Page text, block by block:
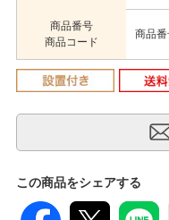
商品番号
商品コード
商品
この商品をシェアする